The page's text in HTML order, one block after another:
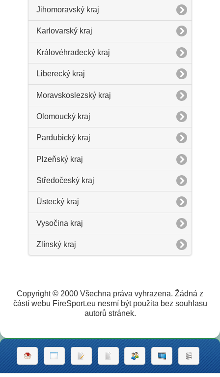
Jihomoravský kraj
Karlovarský kraj
Královéhradecký kraj
Liberecký kraj
Moravskoslezský kraj
Olomoucký kraj
Pardubický kraj
Plzeňský kraj
Středočeský kraj
Ústecký kraj
Vysočina kraj
Zlínský kraj
Copyright © 2000 Všechna práva vyhrazena. Žádná z
částí webu FireSport.eu nesmí být použita bez souhlasu
autorů stránek.